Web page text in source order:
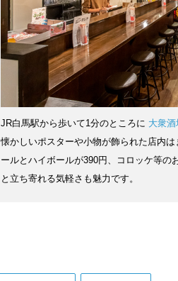
JR白馬駅から歩いて1分のところに 大衆
懐かしいポスターや小物が飾られた店内
ールとハイボールが390円、コロッケ等の
と立ち寄れる気軽さも魅力です。